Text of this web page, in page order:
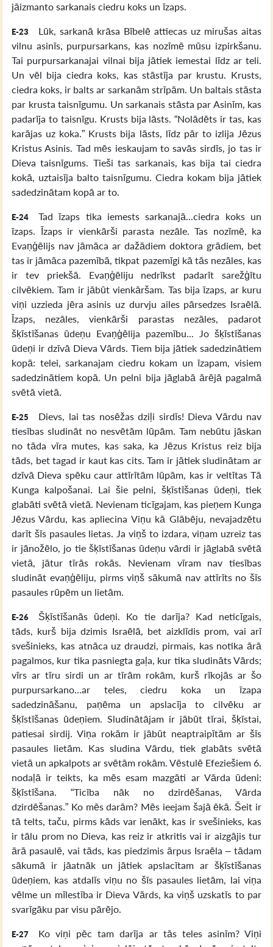
jāizmanto sarkanais ciedru koks un īzaps.
E-23
Lūk, sarkanā krāsa Bībelē attiecas uz mirušas aitas
vilnu asinīs, purpursarkans, kas nozīmē mūsu izpirkšanu.
Tai purpursarkanajai vilnai bija jātiek iemestai līdz ar teli.
Un vēl bija ciedra koks, kas stāstīja par krustu. Krusts,
ciedra koks, ir balts ar sarkanām strīpām. Un baltais stāsta
par krusta taisnīgumu. Un sarkanais stāsta par Asinīm, kas
padarīja to taisnīgu. Krusts bija lāsts. “Nolādēts ir tas, kas
karājas uz koka.” Krusts bija lāsts, līdz pār to izlija Jēzus
Kristus Asinis. Tad mēs ieskaujam to savās sirdīs, jo tas ir
Dieva taisnīgums. Tieši tas sarkanais, kas bija tai ciedra
kokā, uztaisīja balto taisnīgumu. Ciedra kokam bija jātiek
sadedzinātam kopā ar to.
E-24
Tad īzaps tika iemests sarkanajā...ciedra koks un
īzaps. Īzaps ir vienkārši parasta nezāle. Tas nozīmē, ka
Evaņģēlijs nav jāmāca ar dažādiem doktora grādiem, bet
tas ir jāmāca pazemībā, tikpat pazemīgi kā tās nezāles, kas
ir tev priekšā. Evaņģēliju nedrīkst padarīt sarežģītu
cilvēkiem. Tam ir jābūt vienkāršam. Tas bija īzaps, ar kuru
viņi uzzieda jēra asinis uz durvju ailes pārsedzes Israēlā.
Īzaps, nezāles, vienkārši parastas nezāles, padarot
šķīstīšanas ūdeņu Evaņģēlija pazemību... Jo šķīstīšanas
ūdeņi ir dzīvā Dieva Vārds. Tiem bija jātiek sadedzinātiem
kopā: telei, sarkanajam ciedru kokam un īzapam, visiem
sadedzinātiem kopā. Un pelni bija jāglabā ārējā pagalmā
svētā vietā.
E-25
Dievs, lai tas nosēžas dziļi sirdīs! Dieva Vārdu nav
tiesības sludināt no nesvētām lūpām. Tam nebūtu jāskan
no tāda vīra mutes, kas saka, ka Jēzus Kristus reiz bija
tāds, bet tagad ir kaut kas cits. Tam ir jātiek sludinātam ar
dzīvā Dieva spēku caur attīrītām lūpām, kas ir veltītas Tā
Kunga kalpošanai. Lai šie pelni, šķīstīšanas ūdeņi, tiek
glabāti svētā vietā. Nevienam ticīgajam, kas pieņem Kunga
Jēzus Vārdu, kas apliecina Viņu kā Glābēju, nevajadzētu
darīt šīs pasaules lietas. Ja viņš to izdara, viņam uzreiz tas
ir jānožēlo, jo tie šķīstīšanas ūdeņu vārdi ir jāglabā svētā
vietā, jātur tīrās rokās. Nevienam vīram nav tiesības
sludināt evaņģēliju, pirms viņš sākumā nav attīrīts no šīs
pasaules rūpēm un lietām.
E-26
Šķīstīšanās ūdeņi. Ko tie darīja? Kad neticīgais,
tāds, kurš bija dzimis Israēlā, bet aizklīdis prom, vai arī
svešinieks, kas atnāca uz draudzi, pirmais, kas notika ārā
pagalmos, kur tika pasniegta gaļa, kur tika sludināts Vārds;
vīrs ar tīru sirdi un ar tīrām rokām, kurš rīkojās ar šo
purpursarkano...ar teles, ciedru koka un īzapa
sadedzināšanu, paņēma un apslacīja to cilvēku ar
šķīstīšanas ūdeņiem. Sludinātājam ir jābūt tīrai, šķīstai,
patiesai sirdij. Viņa rokām ir jābūt neaptraipītām ar šīs
pasaules lietām. Kas sludina Vārdu, tiek glabāts svētā
vietā un apkalpots ar svētām rokām. Vēstulē Efeziešiem 6.
nodaļā ir teikts, ka mēs esam mazgāti ar Vārda ūdeni:
šķīstīšana. “Ticība nāk no dzirdēšanas, Vārda
dzirdēšanas.” Ko mēs darām? Mēs ieejam šajā ēkā. Šeit ir
tā telts, taču, pirms kāds var ienākt, kas ir svešinieks, kas
ir tālu prom no Dieva, kas reiz ir atkritis vai ir aizgājis tur
ārā pasaulē, vai tāds, kas piedzimis ārpus Israēla – tādam
sākumā ir jāatnāk un jātiek apslacītam ar šķīstīšanas
ūdeņiem, kas atdalīs viņu no šīs pasaules lietām, lai viņa
vēlme un mīlestība ir Dieva Vārds, ka viņš uzskatīs to par
svarīgāku par visu pārējo.
E-27
Ko viņi pēc tam darīja ar tās teles asinīm? Viņi